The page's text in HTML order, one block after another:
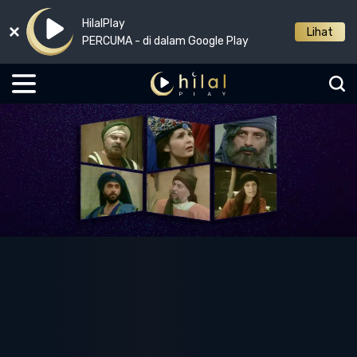
HilalPlay
PERCUMA - di dalam Google Play
Lihat